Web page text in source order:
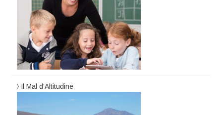
Il Mal d’Altitudine